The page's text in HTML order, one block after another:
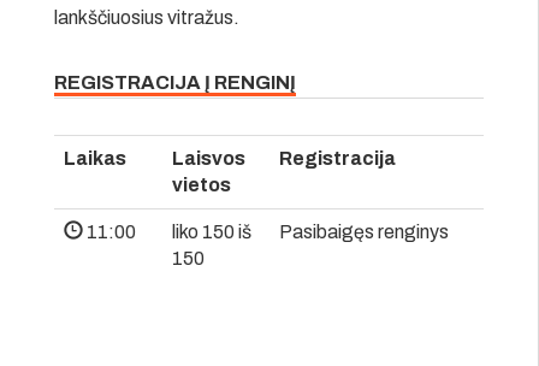
lankščiuosius vitražus.
REGISTRACIJA Į RENGINĮ
Laikas
Laisvos
vietos
Registracija
11:00
liko 150 iš
150
Pasibaigęs renginys